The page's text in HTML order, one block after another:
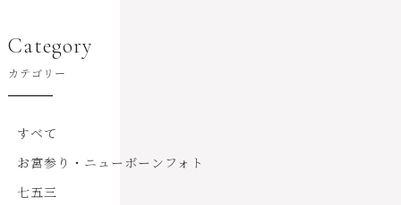
Category
カテゴリー
すべて
お宮参り・ニューボーンフォト
七五三